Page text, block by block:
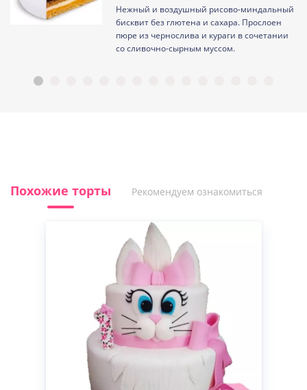
Нежный и воздушный рисово-миндальный
бисквит без глютена и сахара. Прослоен
пюре из чернослива и кураги в сочетании
со сливочно-сырным муссом.
Похожие торты Рекомендуем ознакомиться